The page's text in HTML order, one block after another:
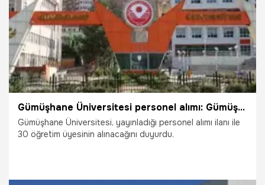
Gümüşhane Üniversitesi personel alımı: Gümüşhane Üniversitesi 30 öğretim üyesi alacak (2025)
Gümüşhane Üniversitesi, yayınladığı personel alımı ilanı ile
30 öğretim üyesinin alınacağını duyurdu.